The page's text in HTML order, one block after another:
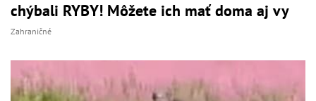
chýbali RYBY! Môžete ich mať doma aj vy
Zahraničné